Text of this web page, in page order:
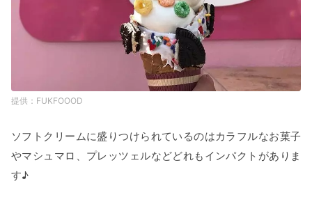
FUKFOOOD
ソフトクリームに盛りつけられているのはカラフルなお菓子
やマシュマロ、プレッツェルなどどれもインパクトがありま
す♪